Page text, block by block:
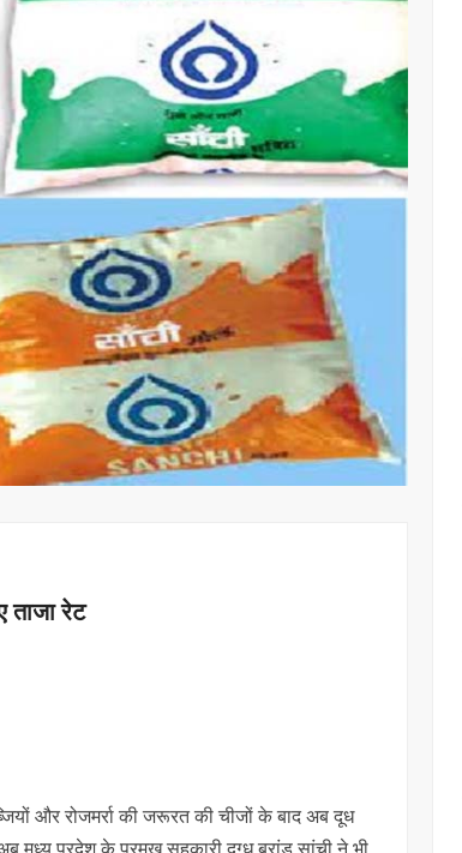
रेट
और रोजमर्रा की जरूरत की चीजों के बाद अब दूध